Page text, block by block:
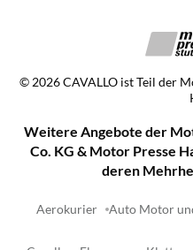
© 2026CAVALLO ist Teil der
Weitere Angebote der
Co. KG & Motor Presse
deren
Aerokurier Auto Motor